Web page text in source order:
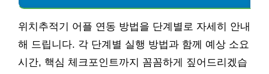
위치추적기 어플 연동 방법을 단계별로 자세히 안내
해 드립니다. 각 단계별 실행 방법과 함께 예상 소요
시간, 핵심 체크포인트까지 꼼꼼하게 짚어드리겠습